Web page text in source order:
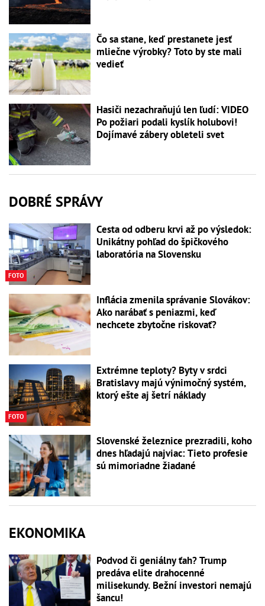
Čo sa stane, keď prestanete jesť
mliečne výrobky? Toto by ste mali
vedieť
Hasiči nezachraňujú len ľudí: VIDEO
Po požiari podali kyslík holubovi!
Dojímavé zábery obleteli svet
DOBRÉ SPRÁVY
FOTO
Cesta od odberu krvi až po výsledok:
Unikátny pohľad do špičkového
laboratória na Slovensku
Inflácia zmenila správanie Slovákov:
Ako narábať s peniazmi, keď
nechcete zbytočne riskovať?
FOTO
Extrémne teploty? Byty v srdci
Bratislavy majú výnimočný systém,
ktorý ešte aj šetrí náklady
Slovenské železnice prezradili, koho
dnes hľadajú najviac: Tieto profesie
sú mimoriadne žiadané
EKONOMIKA
Podvod či geniálny ťah? Trump
predáva elite drahocenné
milisekundy. Bežní investori nemajú
šancu!